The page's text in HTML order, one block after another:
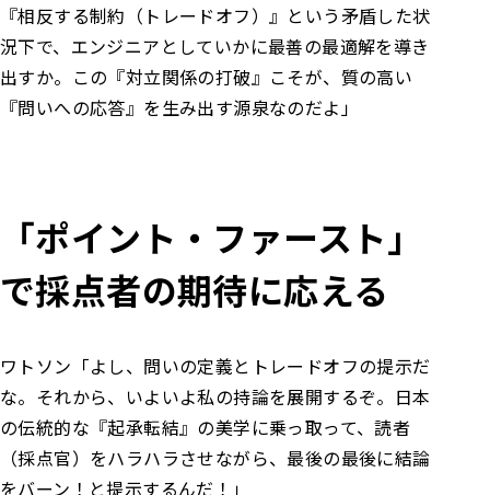
『相反する制約（トレードオフ）』という矛盾した状
況下で、エンジニアとしていかに最善の最適解を導き
出すか。 この『対立関係の打破』こそが、質の高い
『問いへの応答』を生み出す源泉なのだよ」
「ポイント・ファースト」
で採点者の期待に応える
ワトソン 「よし、問いの定義とトレードオフの提示だ
な。 それから、いよいよ私の持論を展開するぞ。日本
の伝統的な『起承転結』の美学に乗っ取って、読者
（採点官）をハラハラさせながら、最後の最後に結論
をバーン！と提示するんだ！」